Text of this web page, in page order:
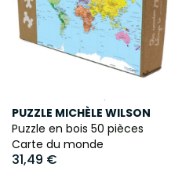
PUZZLE MICHÈLE WILSON
Puzzle en bois 50 pièces
Carte du monde
31,49 €